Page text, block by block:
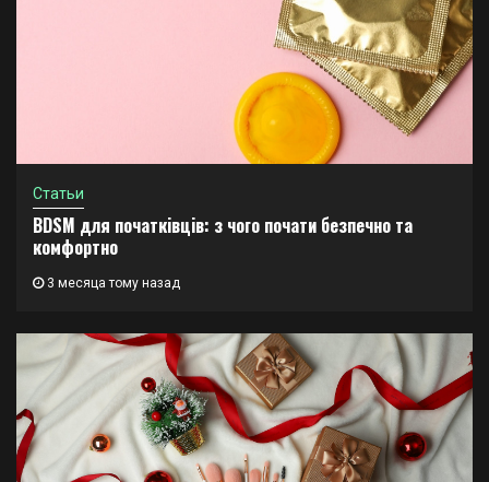
Статьи
BDSM для початківців: з чого почати безпечно та
комфортно
3 месяца тому назад